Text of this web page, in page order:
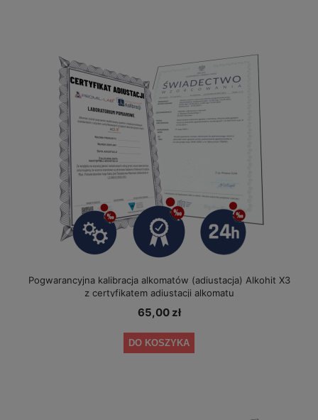
Pogwarancyjna kalibracja alkomatów (adiustacja) Alkohit X3
z certyfikatem adiustacji alkomatu
65,00 zł
DO KOSZYKA